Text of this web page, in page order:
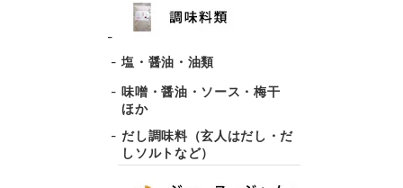
塩・醤油・油類
味噌・醤油・ソース・梅干
ほか
だし調味料（玄人はだし・だ
しソルトなど）